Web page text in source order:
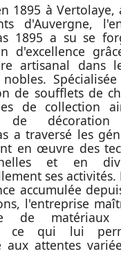
1895 à
d'Auvergne,
1895 a su se
d'excellence
artisanal dans
de soufflets de
de collection
de décoration
a traversé les
en œuvre des
et en
ses activités.
accumulée
l'entreprise
de
ce qui lui
aux attentes